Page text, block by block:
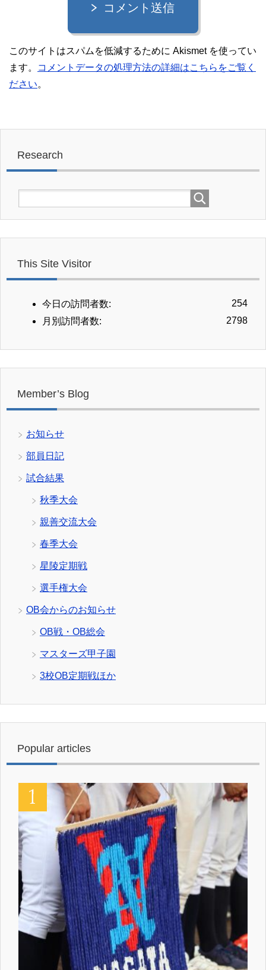
コメント送信
このサイトはスパムを低減するために Akismet を使ってい
ます。
コメントデータの処理方法の詳細はこちらをご覧く
ださい。
Research
This Site Visitor
254
今日の訪問者数:
2798
月別訪問者数:
Member’s Blog
お知らせ
部員日記
試合結果
秋季大会
親善交流大会
春季大会
星陵定期戦
選手権大会
OB会からのお知らせ
OB戦・OB総会
マスターズ甲子園
3校OB定期戦ほか
Popular articles